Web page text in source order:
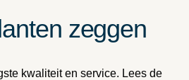
zeggen
kwaliteit en service. Lees de